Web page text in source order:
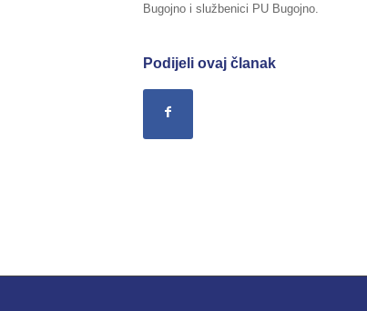
Bugojno i službenici PU Bugojno.
Podijeli ovaj članak